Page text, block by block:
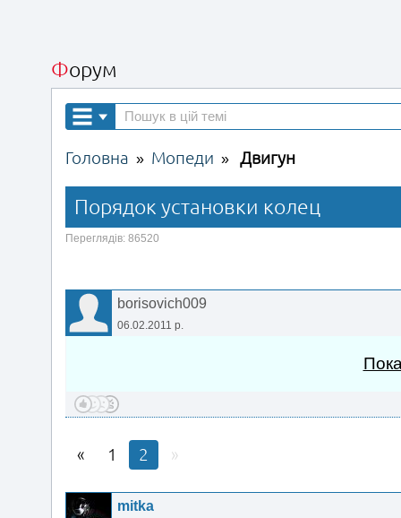
Форум
Головна » Мопеди » Двигун
Порядок установки колец
Переглядів: 86520
borisovich009
06.02.2011 р.
1 2
mitka